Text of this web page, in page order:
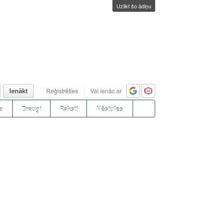
Uzlikt šo ādiņu
Ienākt Reģistrēties Vai ienāc ar
Draugi Raksti Vēstules